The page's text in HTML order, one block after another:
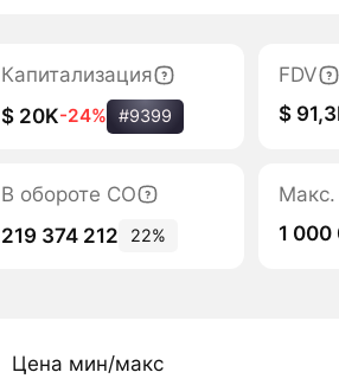
Капитализация
$ 20K-24% #9399
FDV
$
В обороте CO
219 374 212
22%
1
Цена мин/макс